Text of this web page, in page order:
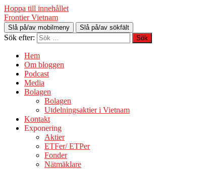
Hoppa till innehållet
Frontier Vietnam
Slå på/av mobilmeny Slå på/av sökfält
Sök efter:
Hem
Om bloggen
Podcast
Media
Bolagen
Bolagen
Utdelningsaktier i Vietnam
Kontakt
Exponering
Aktier
ETFer/ ETPer
Fonder
Nätmäklare